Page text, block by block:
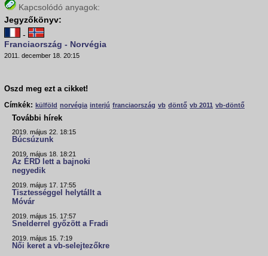
Kapcsolódó anyagok:
Jegyzőkönyv:
-
Franciaország - Norvégia
2011. december 18. 20:15
Oszd meg ezt a cikket!
Címkék: külföld norvégia interjú franciaország vb döntő vb 2011 vb-döntő
További hírek
2019. május 22. 18:15
Búcsúzunk
2019. május 18. 18:21
Az ÉRD lett a bajnoki
negyedik
2019. május 17. 17:55
Tisztességgel helytállt a
Móvár
2019. május 15. 17:57
Snelderrel győzött a Fradi
2019. május 15. 7:19
Női keret a vb-selejtezőkre